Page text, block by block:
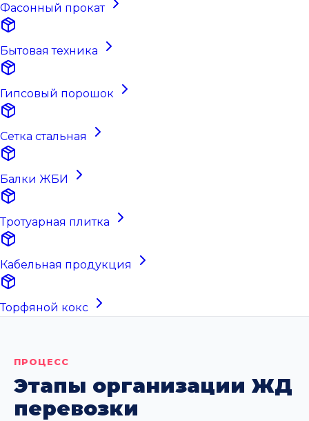
Фасонный прокат
Бытовая техника
Гипсовый порошок
Сетка стальная
Балки ЖБИ
Тротуарная плитка
Кабельная продукция
Торфяной кокс
ПРОЦЕСС
Этапы организации ЖД
перевозки